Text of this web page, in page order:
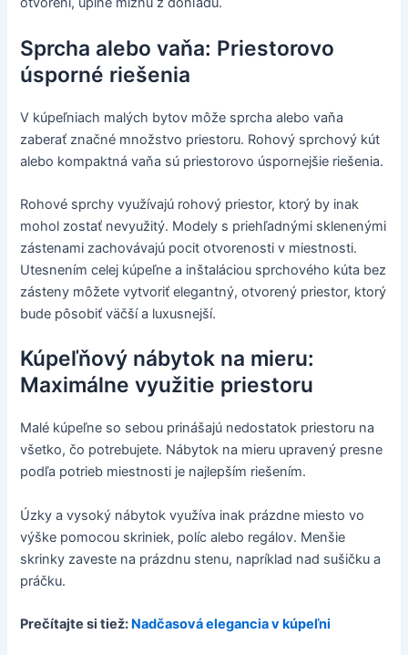
Sprcha alebo vaňa: Priestorovo
úsporné riešenia
V kúpeľniach malých bytov môže sprcha alebo vaňa
zaberať značné množstvo priestoru. Rohový sprchový kút
alebo kompaktná vaňa sú priestorovo úspornejšie riešenia.
Rohové sprchy využívajú rohový priestor, ktorý by inak
mohol zostať nevyužitý. Modely s priehľadnými sklenenými
zástenami zachovávajú pocit otvorenosti v miestnosti.
Utesnením celej kúpeľne a inštaláciou sprchového kúta bez
zásteny môžete vytvoriť elegantný, otvorený priestor, ktorý
bude pôsobiť väčší a luxusnejší.
Kúpeľňový nábytok na mieru:
Maximálne využitie priestoru
Malé kúpeľne so sebou prinášajú nedostatok priestoru na
všetko, čo potrebujete. Nábytok na mieru upravený presne
podľa potrieb miestnosti je najlepším riešením.
Úzky a vysoký nábytok využíva inak prázdne miesto vo
výške pomocou skriniek, políc alebo regálov. Menšie
skrinky zaveste na prázdnu stenu, napríklad nad sušičku a
práčku.
Prečítajte si tiež: Nadčasová elegancia v kúpeľni